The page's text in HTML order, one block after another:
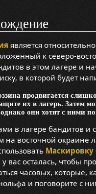
является
к северо-
в этом лагере и
в которой будет
продвигается
их в лагерь. Затем
они хотят с ними
в лагере бандитов и
на восточной окраине
Маскировку
вас осталась, чтобы
часовых, которые,
и поговорите с